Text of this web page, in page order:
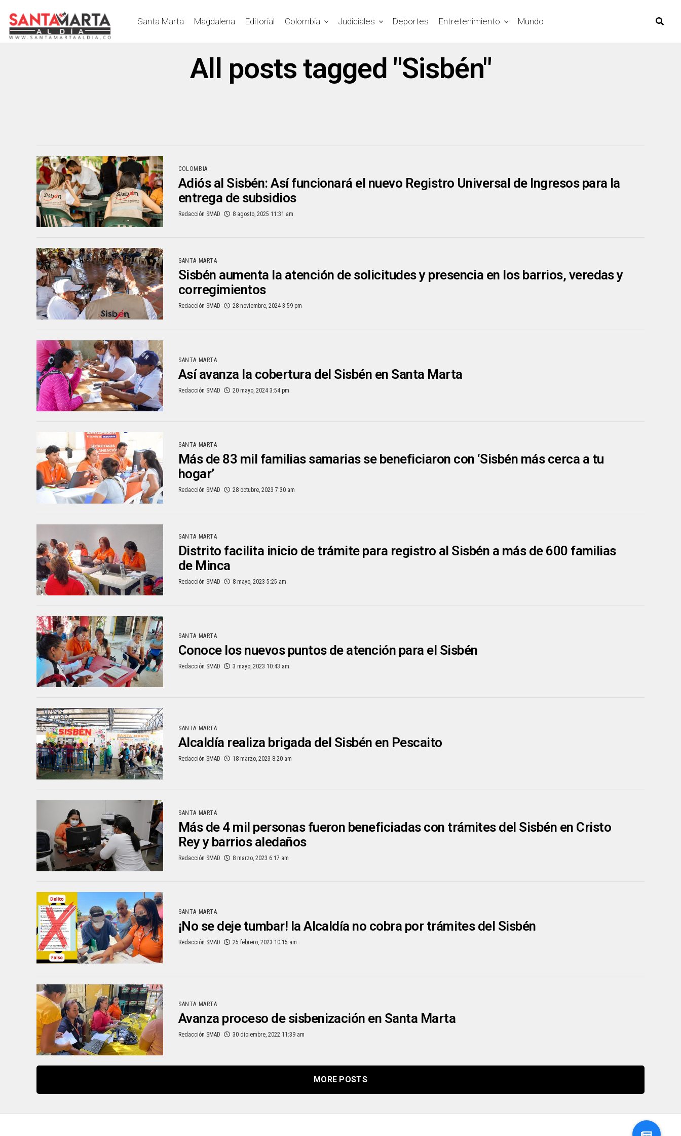
Santa Marta Magdalena Editorial Colombia Judiciales Deportes Entretenimiento Mundo
All posts tagged "Sisbén"
COLOMBIA
Adiós al Sisbén: Así funcionará el nuevo Registro Universal de Ingresos para la
entrega de subsidios
Redacción SMAD 8 agosto, 2025 11:31 am
SANTA MARTA
Sisbén aumenta la atención de solicitudes y presencia en los barrios, veredas y
corregimientos
Redacción SMAD 28 noviembre, 2024 3:59 pm
SANTA MARTA
Así avanza la cobertura del Sisbén en Santa Marta
Redacción SMAD 20 mayo, 2024 3:54 pm
SANTA MARTA
Más de 83 mil familias samarias se beneficiaron con ‘Sisbén más cerca a tu
hogar’
Redacción SMAD 28 octubre, 2023 7:30 am
SANTA MARTA
Distrito facilita inicio de trámite para registro al Sisbén a más de 600 familias
de Minca
Redacción SMAD 8 mayo, 2023 5:25 am
SANTA MARTA
Conoce los nuevos puntos de atención para el Sisbén
Redacción SMAD 3 mayo, 2023 10:43 am
SANTA MARTA
Alcaldía realiza brigada del Sisbén en Pescaito
Redacción SMAD 18 marzo, 2023 8:20 am
SANTA MARTA
Más de 4 mil personas fueron beneficiadas con trámites del Sisbén en Cristo
Rey y barrios aledaños
Redacción SMAD 8 marzo, 2023 6:17 am
SANTA MARTA
¡No se deje tumbar! la Alcaldía no cobra por trámites del Sisbén
Redacción SMAD 25 febrero, 2023 10:15 am
SANTA MARTA
Avanza proceso de sisbenización en Santa Marta
Redacción SMAD 30 diciembre, 2022 11:39 am
MORE POSTS